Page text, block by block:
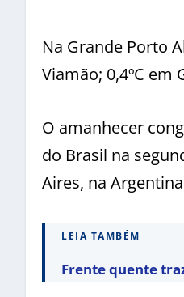
Na Grande Porto
Viamão; 0,4ºC em
O amanhecer
do Brasil na
Aires, na
LEIA TAMBÉM
Frente quente